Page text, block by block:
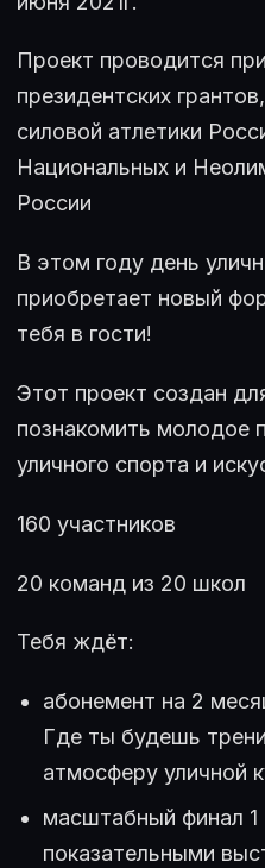
Проект проводится
президентских
силовой атлетики
Национальных и
России
В этом году день
приобретает новый
тебя в гости!
Этот проект создан
познакомить молодое
уличного спорта и
160 участников
20 команд из 20 школ
Тебя ждёт:
абонемент на 2
Где ты будешь
атмосферу уличной
масштабный финал
показательными